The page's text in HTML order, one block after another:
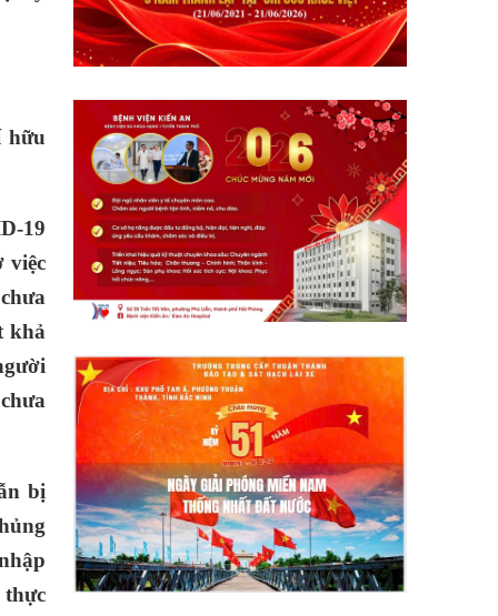
hữu
19
việc
khả
bị
thực